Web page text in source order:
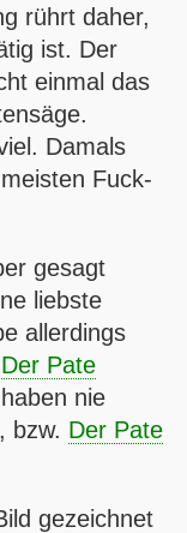
rührt daher,
ist. Der
einmal das
Damals
Fuck-
gesagt
liebste
allerdings
Der Pate
nie
, bzw. Der Pate
gezeichnet